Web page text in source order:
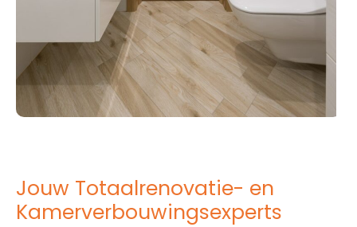
Jouw Totaalrenovatie- en
Kamerverbouwingsexperts